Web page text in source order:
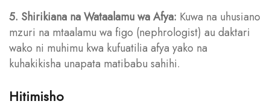
5. Shirikiana na Wataalamu wa Afya: Kuwa na uhusiano
mzuri na mtaalamu wa figo (nephrologist) au daktari
wako ni muhimu kwa kufuatilia afya yako na
kuhakikisha unapata matibabu sahihi.
Hitimisho